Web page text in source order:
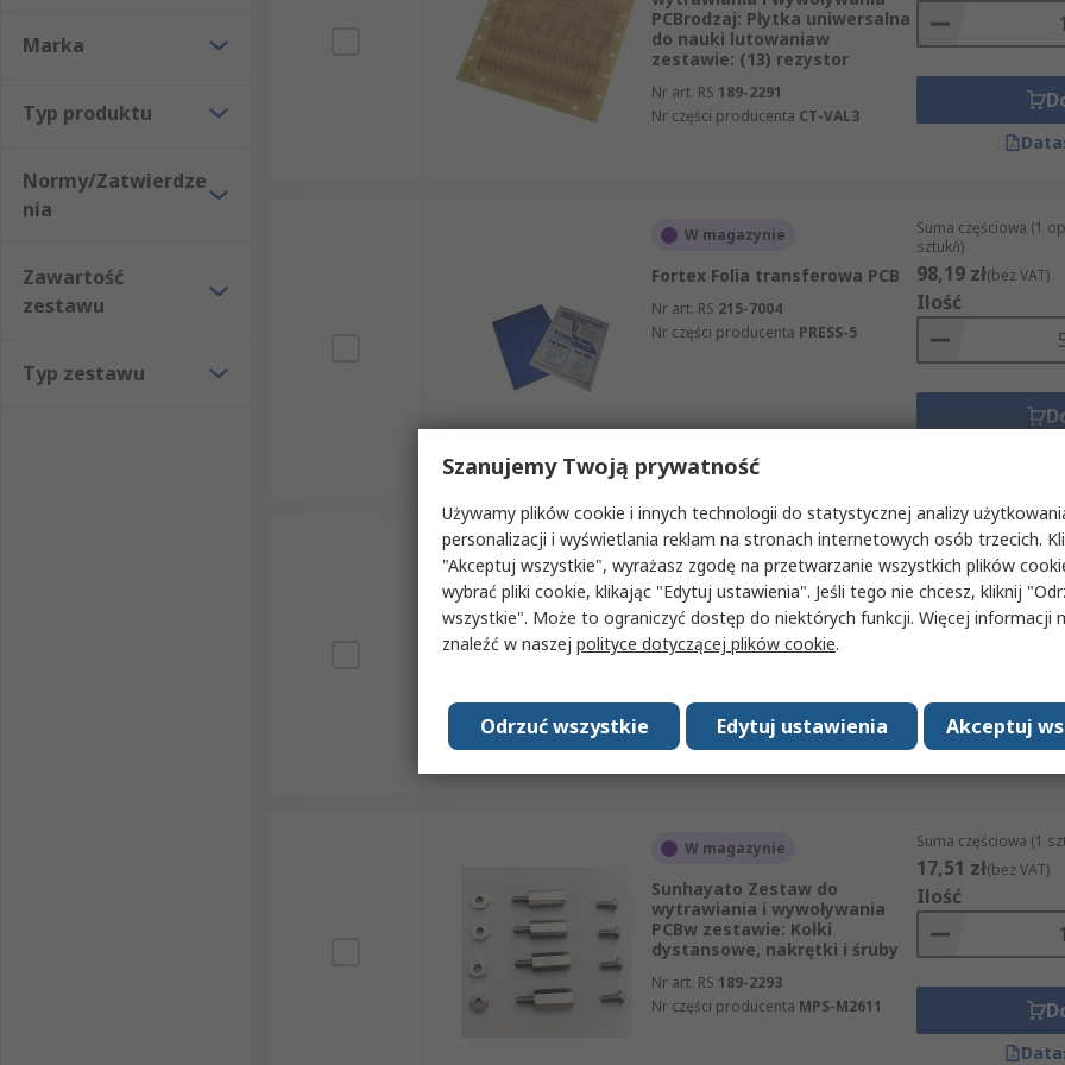
Marka
Typ produktu
Normy/Zatwierdze
nia
Zawartość
zestawu
Typ zestawu
PCBrodzaj: Płytka uniwersalna
do nauki lutowaniaw
zestawie: (13) rezystor
Nr art. RS 189-2291
Nr części producenta CT-VAL3
W magazynie
Fortex Folia transferowa PCB
Nr art. RS 215-7004
Nr części producenta PRESS-5
Suma częściowa (1
sztuk/i)
98,19 zł(bez VAT)
Ilość
W magazynie
Seeit Folia transferowa PCBw
zestawie: 5 arkuszy papieru
Nr art. RS286-4033
Suma częściowa (1
140,22 zł(bez VAT)
Ilość
W magazynie
Sunhayato Zestaw do
wytrawiania i wywoływania
PCBw zestawie: Kołki
dystansowe, nakrętki i śruby
Nr art. RS 189-2293
Nr części producenta MPS-M2611
Suma częściowa (1
17,51 zł(bez VAT)
Ilość
Szanujemy Twoją prywatność
Używamy plików cookie i innych technologii do statystycznej analizy
personalizacji i wyświetlania reklam na stronach internetowych osób trzecich.
"Akceptuj wszystkie", wyrażasz zgodę na przetwarzanie wszystkich plików
wybrać pliki cookie, klikając "Edytuj ustawienia". Jeśli tego nie chcesz, kliknij
wszystkie". Może to ograniczyć dostęp do niektórych funkcji. Więcej informacji
znaleźć w naszej polityce dotyczącej plików cookie.
Akceptuj
Edytuj ustawienia
Odrzuć wszystkie